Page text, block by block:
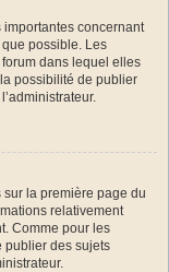
concernant
possible. Les
dans lequel elles
possibilité de publier
la première page du
relativement
Comme pour les
publier des sujets